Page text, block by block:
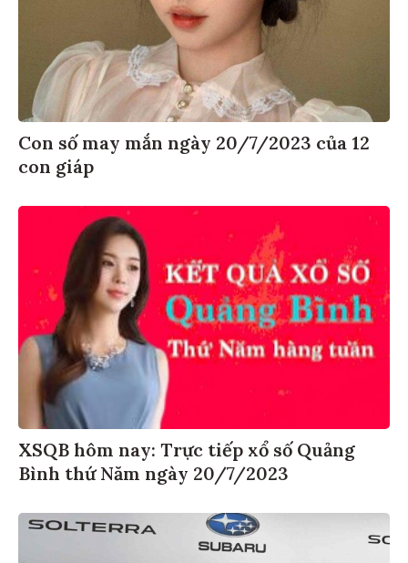
Con số may mắn ngày 20/7/2023 của 12
con giáp
XSQB hôm nay: Trực tiếp xổ số Quảng
Bình thứ Năm ngày 20/7/2023